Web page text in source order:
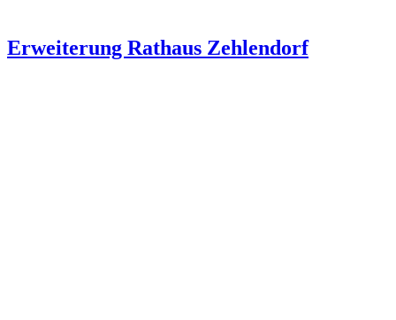
Erweiterung Rathaus Zehlendorf